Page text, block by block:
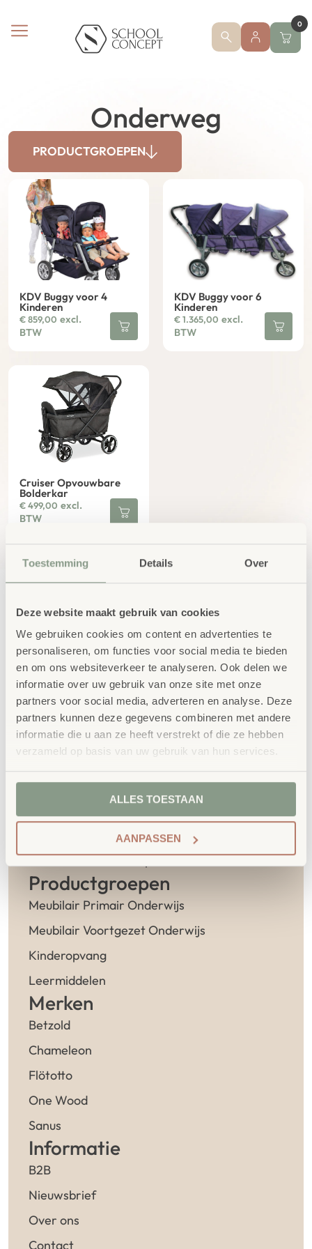
Toestemming Details Over
Deze website maakt gebruik van cookies
We gebruiken cookies om content en advertenties te
personaliseren, om functies voor social media te bieden
en om ons websiteverkeer te analyseren. Ook delen we
informatie over uw gebruik van onze site met onze
partners voor social media, adverteren en analyse. Deze
partners kunnen deze gegevens combineren met andere
informatie die u aan ze heeft verstrekt of die ze hebben
verzameld op basis van uw gebruik van hun services.
ALLES TOESTAAN
AANPASSEN
0
Onderweg
PRODUCTGROEPEN
KDV Buggy voor 4
Kinderen
€859,00 excl.
BTW
KDV Buggy voor 6
Kinderen
€1.365,00 excl.
BTW
Cruiser Opvouwbare
Bolderkar
€499,00 excl.
BTW
Contact
Experience Center
Spalderkampseweg 1
6999 AG Hummelo
U kunt ons bereiken van maandag t/m
vrijdag tijdens kantooruren.
T 026-2340043
E info@school-concept.nl
Productgroepen
Meubilair Primair Onderwijs
Meubilair Voortgezet Onderwijs
Kinderopvang
Leermiddelen
Merken
Betzold
Chameleon
Flötotto
One Wood
Sanus
Informatie
B2B
Nieuwsbrief
Over ons
Contact